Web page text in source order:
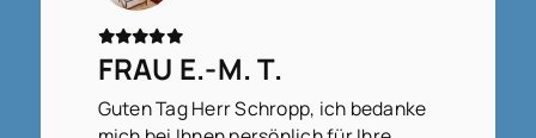
FRAU E.-M. T.
Guten Tag Herr Schropp, ich bedanke